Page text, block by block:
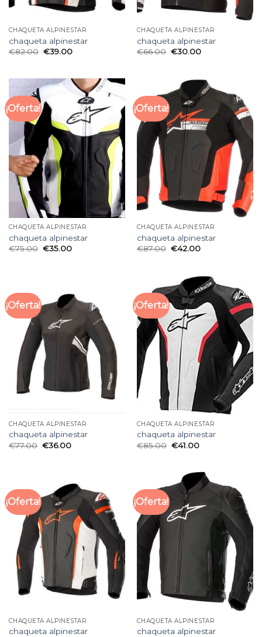
CHAQUETA ALPINESTAR
chaqueta alpinestar
€82.00 €39.00
CHAQUETA ALPINESTAR
chaqueta alpinestar
€66.00 €30.00
¡Oferta!
CHAQUETA ALPINESTAR
chaqueta alpinestar
€75.00 €35.00
¡Oferta!
CHAQUETA ALPINESTAR
chaqueta alpinestar
€87.00 €42.00
¡Oferta!
CHAQUETA ALPINESTAR
chaqueta alpinestar
€77.00 €36.00
¡Oferta!
CHAQUETA ALPINESTAR
chaqueta alpinestar
€85.00 €41.00
¡Oferta!
CHAQUETA ALPINESTAR
chaqueta alpinestar
¡Oferta!
CHAQUETA ALPINESTAR
chaqueta alpinestar